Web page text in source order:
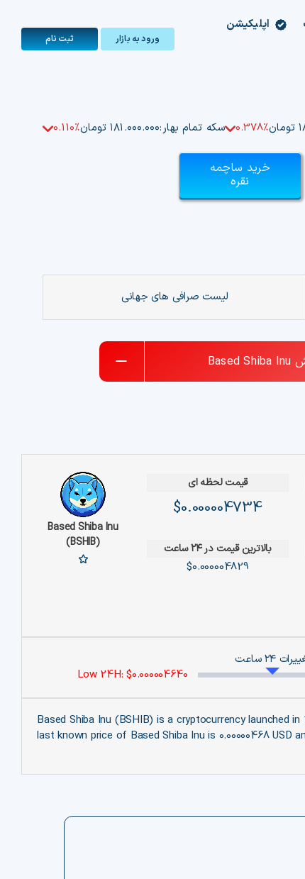
اپلیکیشن
ورود به بازار ثبت‌ نام
0.378% سکه تمام بهار:۱۸۱.۰۰۰.۰۰۰ تومان 0.110%
خرید ساچمه
نقره
لیست صرافی های جهانی
Based Shiba Inu
Based Shiba Inu
(BSHIB)
قیمت لحظه ای
$0.000004734
بالاترین قیمت در ۲۴ ساعت
$0.000004829
۲۴ ساعت
Low 24H: $0.000004640
Based Shiba Inu (BSHIB) is a cryptocurrency launched
last known price of Based Shiba Inu is 0.00000468